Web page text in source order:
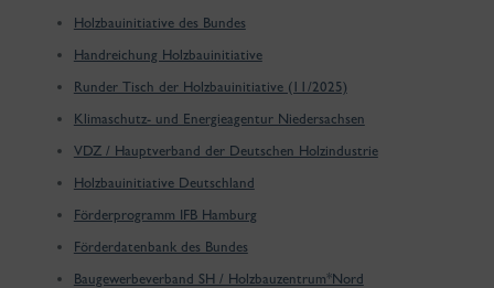
Holzbauinitiative des Bundes
Handreichung Holzbauinitiative
Runder Tisch der Holzbauinitiative (11/2025)
Klimaschutz- und Energieagentur Niedersachsen
VDZ / Hauptverband der Deutschen Holzindustrie
Holzbauinitiative Deutschland
Förderprogramm IFB Hamburg
Förderdatenbank des Bundes
Baugewerbeverband SH / Holzbauzentrum*Nord